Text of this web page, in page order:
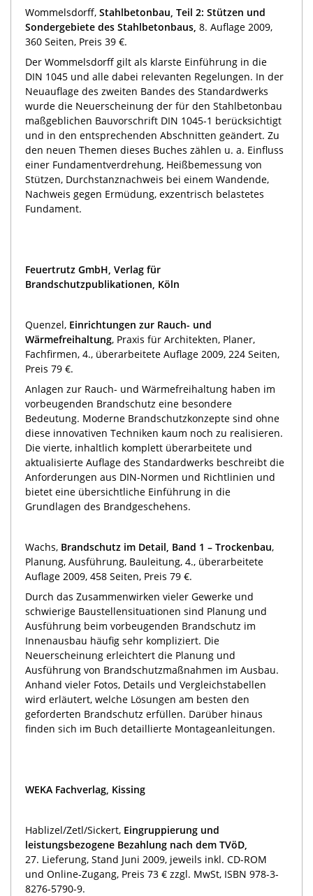
Wommelsdorff, Stahlbetonbau, Teil 2: Stützen und
Sondergebiete des Stahlbetonbaus, 8. Auflage 2009,
360 Seiten, Preis 39 €.
Der Wommelsdorff gilt als klarste Einführung in die
DIN 1045 und alle dabei relevanten Regelungen. In der
Neuauflage des zweiten Bandes des Standardwerks
wurde die Neuerscheinung der für den Stahlbetonbau
maßgeblichen Bauvorschrift DIN 1045-1 berücksichtigt
und in den entsprechenden Abschnitten geändert. Zu
den neuen Themen dieses Buches zählen u. a. Einfluss
einer Fundamentverdrehung, Heißbemessung von
Stützen, Durchstanznachweis bei einem Wandende,
Nachweis gegen Ermüdung, exzentrisch belastetes
Fundament.
Feuertrutz GmbH, Verlag für
Brandschutzpublikationen, Köln
Quenzel, Einrichtungen zur Rauch- und
Wärmefreihaltung, Praxis für Architekten, Planer,
Fachfirmen, 4., überarbeitete Auflage 2009, 224 Seiten,
Preis 79 €.
Anlagen zur Rauch- und Wärmefreihaltung haben im
vorbeugenden Brandschutz eine besondere
Bedeutung. Moderne Brandschutzkonzepte sind ohne
diese innovativen Techniken kaum noch zu realisieren.
Die vierte, inhaltlich komplett überarbeitete und
aktualisierte Auflage des Standardwerks beschreibt die
Anforderungen aus DIN-Normen und Richtlinien und
bietet eine übersichtliche Einführung in die
Grundlagen des Brandgeschehens.
Wachs, Brandschutz im Detail, Band 1 – Trockenbau,
Planung, Ausführung, Bauleitung, 4., überarbeitete
Auflage 2009, 458 Seiten, Preis 79 €.
Durch das Zusammenwirken vieler Gewerke und
schwierige Baustellensituationen sind Planung und
Ausführung beim vorbeugenden Brandschutz im
Innenausbau häufig sehr kompliziert. Die
Neuerscheinung erleichtert die Planung und
Ausführung von Brandschutzmaßnahmen im Ausbau.
Anhand vieler Fotos, Details und Vergleichstabellen
wird erläutert, welche Lösungen am besten den
geforderten Brandschutz erfüllen. Darüber hinaus
finden sich im Buch detaillierte Montageanleitungen.
WEKA Fachverlag, Kissing
Hablizel/Zetl/Sickert, Eingruppierung und
leistungsbezogene Bezahlung nach dem TVöD,
27. Lieferung, Stand Juni 2009, jeweils inkl. CD-ROM
und Online-Zugang, Preis 73 € zzgl. MwSt, ISBN 978-3-
8276-5790-9.